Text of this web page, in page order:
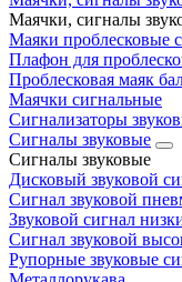
Маячки, сигналы
Маяки проблесковые
Плафон для
Проблесковая маяк
Маячки сигнальные
Сигнализаторы
Сигналы звуковые
Сигналы звуковые
Дисковый звуковой
Сигнал звуковой
Звуковой сигнал
Сигнал звуковой
Рупорные звуковые